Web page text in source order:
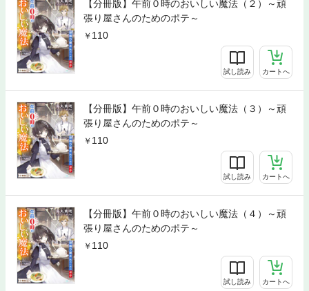
【分冊版】午前０時のおいしい魔法（２）～頑
張り屋さんのためのポテ～
110
試し読み カートへ
【分冊版】午前０時のおいしい魔法（３）～頑
張り屋さんのためのポテ～
110
試し読み カートへ
【分冊版】午前０時のおいしい魔法（４）～頑
張り屋さんのためのポテ～
110
試し読み カートへ